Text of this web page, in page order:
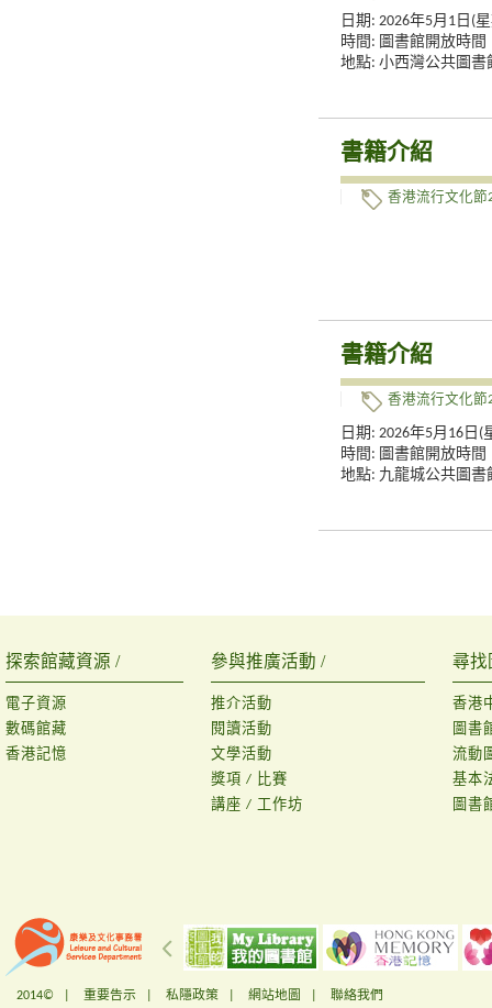
日期: 2026年5月1日(
時間: 圖書館開放時間
地點: 小西灣公共圖書
書籍介紹
香港流行文化節
書籍介紹
香港流行文化節
日期: 2026年5月16日
時間: 圖書館開放時間
地點: 九龍城公共圖書
探索館藏資源 /
電子資源
數碼館藏
香港記憶
參與推廣活動 /
推介活動
閱讀活動
文學活動
獎項 / 比賽
講座 / 工作坊
尋找
香港
圖書
流動
基本
圖書
2014© | 重要告示 私隱政策 網站地圖 聯絡我們